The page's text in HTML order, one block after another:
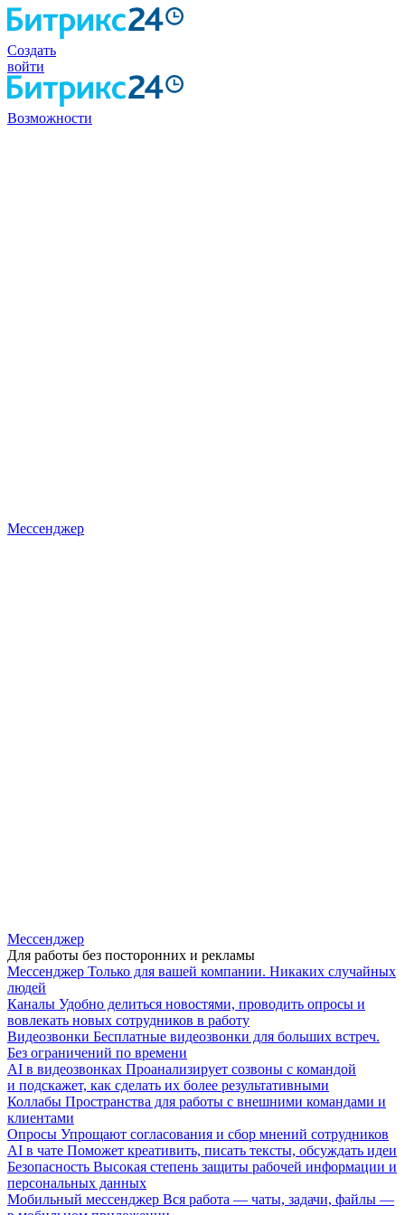
Создать
войти
Возможности
Мессенджер
Мессенджер
Для работы без посторонних и рекламы
Мессенджер Только для вашей компании. Никаких случайных
людей
Каналы Удобно делиться новостями, проводить опросы и
вовлекать новых сотрудников в работу
Видеозвонки Бесплатные видеозвонки для больших встреч.
Без ограничений по времени
AI в видеозвонках Проанализирует созвоны с командой
и подскажет, как сделать их более результативными
Коллабы Пространства для работы с внешними командами и
клиентами
Опросы Упрощают согласования и сбор мнений сотрудников
AI в чате Поможет креативить, писать тексты, обсуждать идеи
Безопасность Высокая степень защиты рабочей информации и
персональных данных
Мобильный мессенджер Вся работа — чаты, задачи, файлы —